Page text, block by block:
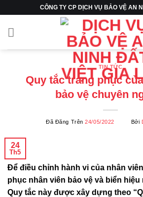
nội
CÔNG TY CP DỊCH VỤ BẢO VỆ AN
TIN TỨC
Quy tắc trang phục
bảo vệ chuyên
Đã Đăng Trên24/05/2022 Bởi
24
Th5
Để điều chỉnh hành vi của nhân
phục nhân viên bảo vệ và biển hiệu
Quy tắc này được xây dựng theo